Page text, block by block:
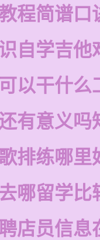
程简谱口
自学吉他
以干什么
有意义吗
排练哪里
哪留学比
店员信息